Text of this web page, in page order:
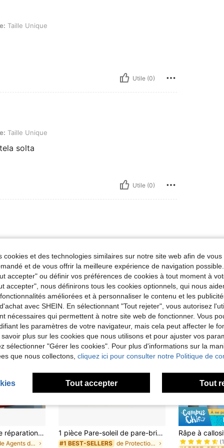
Taille Unique
Utile (0)
Taille Unique
solta
Utile (0)
KineShineX Pâte de réparation de rayures nano, composé de polissage, convient à diverses couleurs de peinture de voiture, cire de réparation de rayures, accessoires automobiles, entretien automobile essentiel, redonnez vie à votre voiture bien-aimée, pâte de réparation de surface de voiture
de Agents de nettoyage et d'entretien
1 pièce Pare-soleil de pare-brise de voiture, Pare-soleil de pare-brise de voiture pliable, Facile à ranger et à utiliser, Convient à toutes les tailles de pare-brise de voiture, Voyage en voiture
#1 BEST-SELLERS de Protection solaire pour voiture
#1 BEST-
#1 BEST-
#1 BEST-
cookies et des technologies similaires sur notre site web afin de
et de vous offrir la meilleure expérience de navigation
accepter" ou définir vos préférences de cookies à tout moment à
accepter", nous définirons tous les cookies optionnels, qui nous
améliorées et à personnaliser le contenu et les
avec SHEIN. En sélectionnant "Tout rejeter", vous autorisez
nécessaires qui permettent à notre site web de fonctionner. Vous
les paramètres de votre navigateur, mais cela peut affecter le
plus sur les cookies que nous utilisons et pour ajuster vos
sélectionner "Gérer les cookies". Pour plus d'informations sur la
que nous collectons, cliquez ici pour consulter notre Politique de
Tout accepter Tout